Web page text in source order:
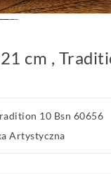
cm ,
10 Bsn 60656
Artystyczna